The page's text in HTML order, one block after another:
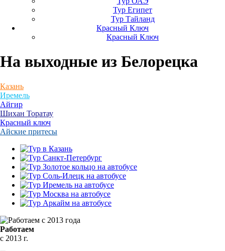
Тур Египет
Тур Тайланд
Красный Ключ
Красный Ключ
На выходные из Белорецка
Казань
Иремель
Айгир
Шихан Торатау
Красный ключ
Айские притесы
Работаем
с 2013 г.